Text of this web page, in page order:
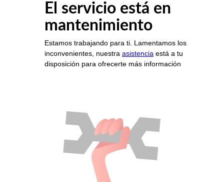
El servicio está en
mantenimiento
Estamos trabajando para ti. Lamentamos los
inconvenientes, nuestra asistencia está a tu
disposición para ofrecerte más información